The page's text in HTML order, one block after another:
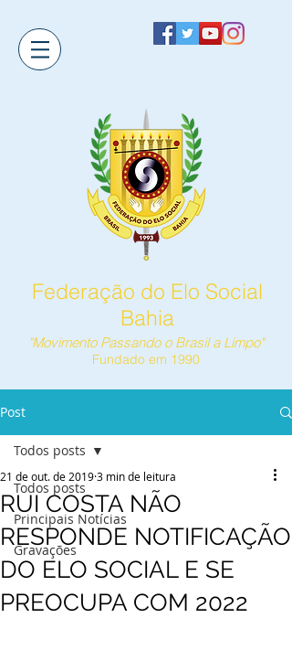
Federação do Elo Social
Bahia
"Movimento Passando o Brasil a Limpo"
Fundado em 1990
Post
Todos posts
Principais Notícias
Gravações
Todos posts
RUI COSTA NÃO
RESPONDE NOTIFICAÇÃO
DO ELO SOCIAL E SE
PREOCUPA COM 2022
21 de out. de 20193 min de leitura